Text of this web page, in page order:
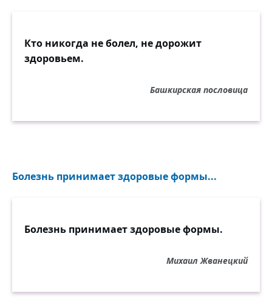
Кто никогда не болел, не дорожит
здоровьем.
Башкирская пословица
Болезнь принимает здоровые формы...
Болезнь принимает здоровые формы.
Михаил Жванецкий